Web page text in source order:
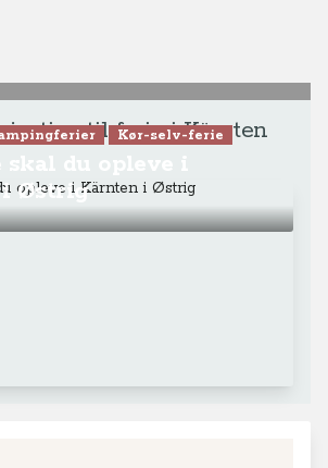
til ferie i Kärnten
Kør-selv-ferie
Østrig